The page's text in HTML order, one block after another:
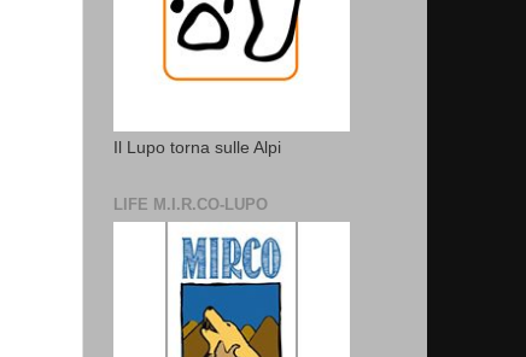
Il Lupo torna sulle Alpi
LIFE M.I.R.CO-LUPO